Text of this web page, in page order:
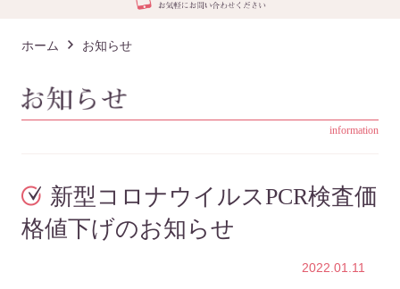
ホーム お知らせ
information
新型コロナウイルスPCR検査価
格値下げのお知らせ
2022.01.11